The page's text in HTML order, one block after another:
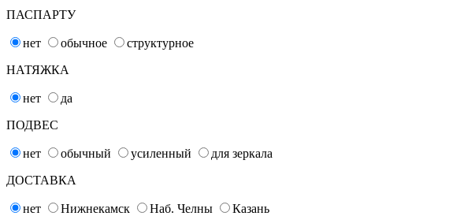
ПАСПАРТУ
нет обычное
структурное
НАТЯЖКА
нет
да
ПОДВЕС
нет обычный усиленный
для зеркала
ДОСТАВКА
нет Нижнекамск Наб. Челны Казань